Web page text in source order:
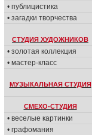
• публицистика
• загадки творчества
СТУДИЯ ХУДОЖНИКОВ
• золотая коллекция
• мастер-класс
МУЗЫКАЛЬНАЯ СТУДИЯ
СМЕХО-СТУДИЯ
• веселые картинки
• графомания